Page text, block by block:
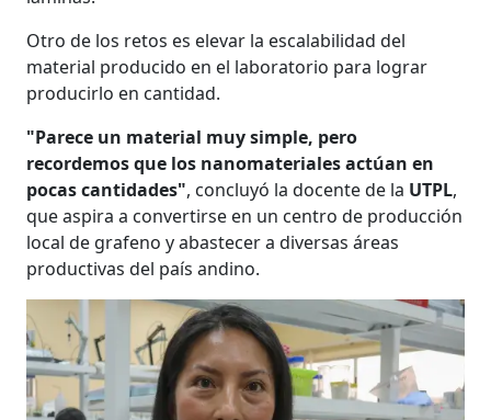
Otro de los retos es elevar la escalabilidad del
material producido en el laboratorio para lograr
producirlo en cantidad.
"Parece un material muy simple, pero
recordemos que los nanomateriales actúan en
pocas cantidades", concluyó la docente de la UTPL,
que aspira a convertirse en un centro de producción
local de grafeno y abastecer a diversas áreas
productivas del país andino.